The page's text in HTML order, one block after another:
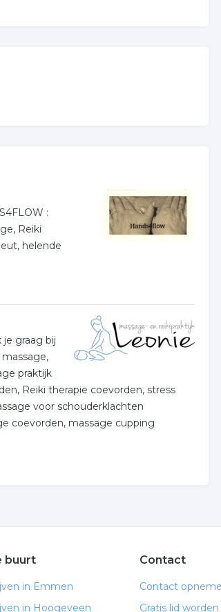
:
Reiki
helende
graag bij
praktijk
Reiki therapie coevorden, stress
voor schouderklachten
coevorden, massage cupping
buurt
in Emmen
in Hoogeveen
Contact
Contact
Gratis lid worden